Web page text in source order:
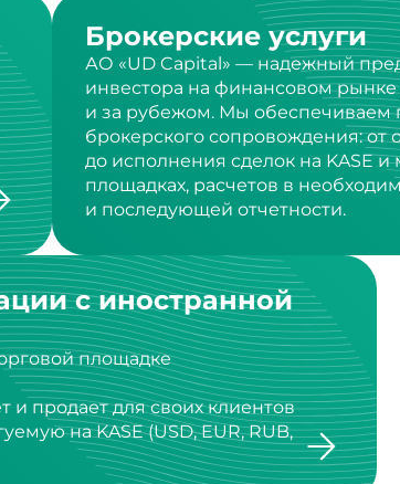
Брокерские услуги
АО «UD Capital» — надежный
инвестора на финансовом рынке
и за рубежом. Мы обеспечиваем
брокерского сопровождения: от
до исполнения сделок на KASE
площадках, расчетов в
и последующей отчетности.
с иностранной
площадке
продает для своих клиентов
на KASE (USD, EUR, RUB,